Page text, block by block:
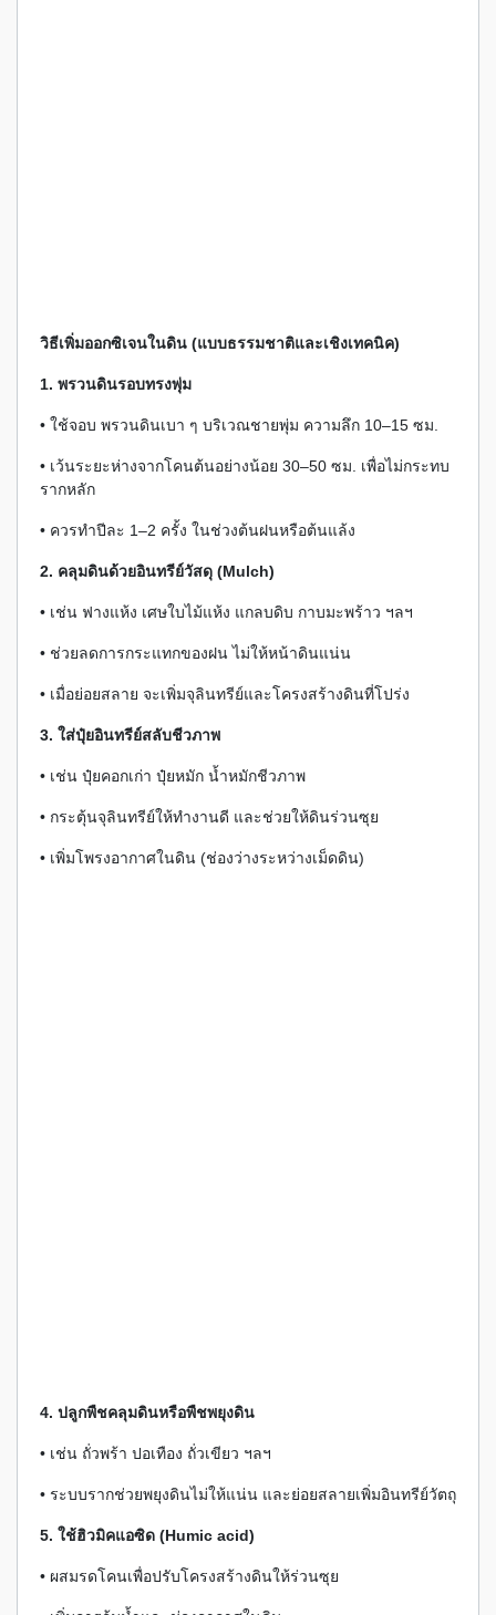
วิธีเพิ่มออกซิเจนในดิน (แบบธรรมชาติและเชิงเทคนิค)
1. พรวนดินรอบทรงพุ่ม
• ใช้จอบ พรวนดินเบา ๆ บริเวณชายพุ่ม ความลึก 10–15 ซม.
• เว้นระยะห่างจากโคนต้นอย่างน้อย 30–50 ซม. เพื่อไม่กระทบ
รากหลัก
• ควรทำปีละ 1–2 ครั้ง ในช่วงต้นฝนหรือต้นแล้ง
2. คลุมดินด้วยอินทรีย์วัสดุ (Mulch)
• เช่น ฟางแห้ง เศษใบไม้แห้ง แกลบดิบ กาบมะพร้าว ฯลฯ
• ช่วยลดการกระแทกของฝน ไม่ให้หน้าดินแน่น
• เมื่อย่อยสลาย จะเพิ่มจุลินทรีย์และโครงสร้างดินที่โปร่ง
3. ใส่ปุ๋ยอินทรีย์สลับชีวภาพ
• เช่น ปุ๋ยคอกเก่า ปุ๋ยหมัก น้ำหมักชีวภาพ
• กระตุ้นจุลินทรีย์ให้ทำงานดี และช่วยให้ดินร่วนซุย
• เพิ่มโพรงอากาศในดิน (ช่องว่างระหว่างเม็ดดิน)
4. ปลูกพืชคลุมดินหรือพืชพยุงดิน
• เช่น ถั่วพร้า ปอเทือง ถั่วเขียว ฯลฯ
• ระบบรากช่วยพยุงดินไม่ให้แน่น และย่อยสลายเพิ่มอินทรีย์วัตถุ
5. ใช้ฮิวมิคแอซิด (Humic acid)
• ผสมรดโคนเพื่อปรับโครงสร้างดินให้ร่วนซุย